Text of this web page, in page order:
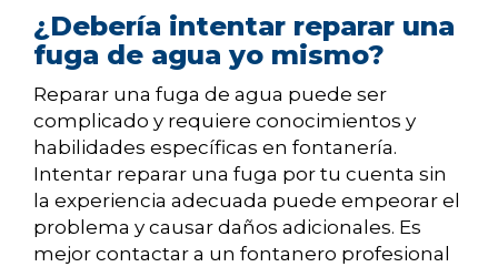
¿Debería intentar reparar una
fuga de agua yo mismo?
Reparar una fuga de agua puede ser
complicado y requiere conocimientos y
habilidades específicas en fontanería.
Intentar reparar una fuga por tu cuenta sin
la experiencia adecuada puede empeorar el
problema y causar daños adicionales. Es
mejor contactar a un fontanero profesional